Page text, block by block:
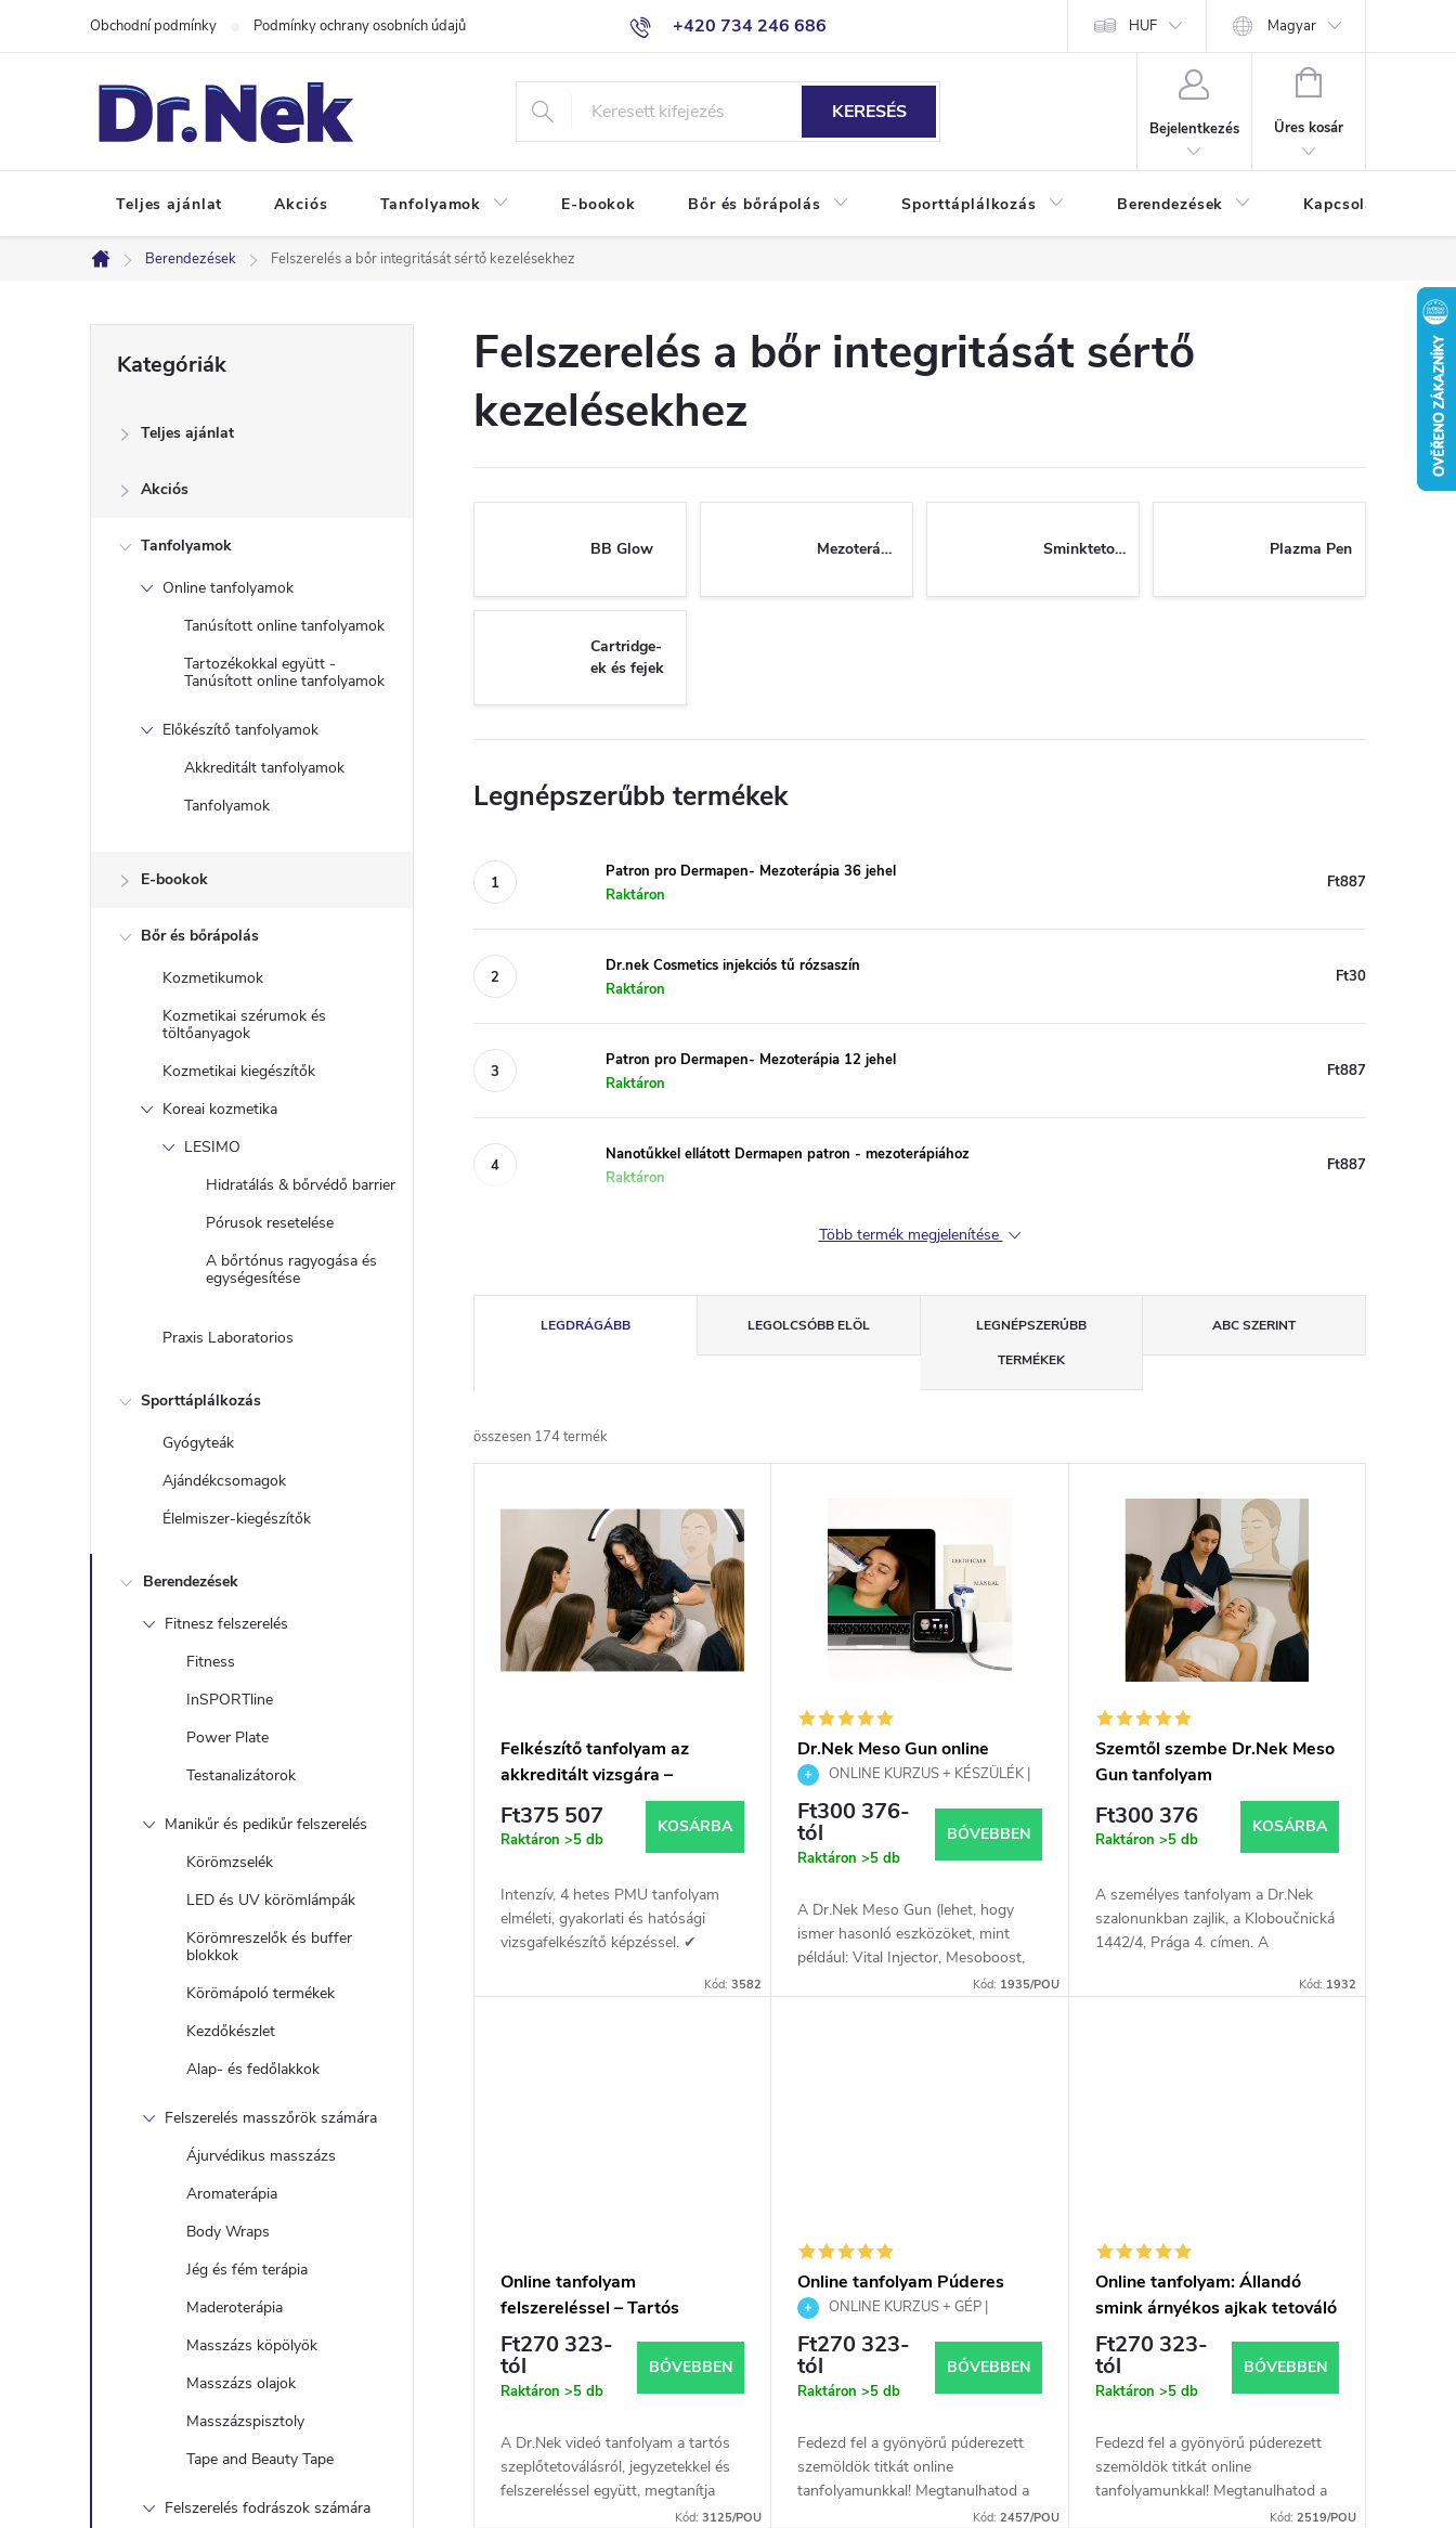
+420 734 246 686
Obchodní podmínky Podmínky ochrany osobních údajů HUF Magyar
KERESÉS
Bejelentkezés
KOSÁR
Üres kosár
Teljes ajánlat Akciós Tanfolyamok E-bookok Bőr és bőrápolás Sporttáplálkozás Berendezések Kapcsolat
Kezdőlap
Berendezések Felszerelés a bőr integritását sértő kezelésekhez
O
átugrása
Kategóriák
Teljes ajánlat
Akciós
Tanfolyamok
Online tanfolyamok
Tanúsított online tanfolyamok
Tartozékokkal együtt -
Tanúsított online tanfolyamok
Előkészítő tanfolyamok
Akkreditált tanfolyamok
Tanfolyamok
E-bookok
Bőr és bőrápolás
Kozmetikumok
Kozmetikai szérumok és
töltőanyagok
Kozmetikai kiegészítők
Koreai kozmetika
LESIMO
Hidratálás & bőrvédő barrier
Pórusok resetelése
A bőrtónus ragyogása és
egységesítése
Praxis Laboratorios
Sporttáplálkozás
Gyógyteák
Ajándékcsomagok
Élelmiszer-kiegészítők
Berendezések
Fitnesz felszerelés
Fitness
InSPORTline
Power Plate
Testanalizátorok
Manikűr és pedikűr felszerelés
Körömzselék
LED és UV körömlámpák
Körömreszelők és buffer
blokkok
Körömápoló termékek
Kezdőkészlet
Alap- és fedőlakkok
Felszerelés masszőrök számára
Ájurvédikus masszázs
Aromaterápia
Body Wraps
Jég és fém terápia
Maderoterápia
Masszázs köpölyök
Masszázs olajok
Masszázspisztoly
Tape and Beauty Tape
Felszerelés fodrászok számára
Felszerelés a bőr integritását sértő
kezelésekhez
BB Glow Mezoterápia Sminktetoválás Plazma Pen
Cartridge-
ek és fejek
Legnépszerűbb termékek
Patron pro Dermapen- Mezoterápia 36 jehel
Raktáron
Ft887
Dr.nek Cosmetics injekciós tű rózsaszín
Raktáron
Ft30
Patron pro Dermapen- Mezoterápia 12 jehel
Raktáron
Ft887
Nanotűkkel ellátott Dermapen patron - mezoterápiához
Raktáron
Ft887
Több termék megjelenítése
e
r
m
LEGDRÁGÁBB LEGOLCSÓBB ELÖL
LEGNÉPSZERŰBB
TERMÉKEK
ABC SZERINT
összesen 174termék
m
Felkészítő tanfolyam az
akkreditált vizsgára –
Permanent smink szakértő
Ft375 507
Raktáron >5 db
KOSÁRBA
Intenzív, 4 hetes PMU tanfolyam
elméleti, gyakorlati és hatósági
vizsgafelkészítő képzéssel. ✔
Kód:3582
Dr.Nek Meso Gun online
tanfolyam kiegészítőkkel
ONLINE KURZUS + KÉSZÜLÉK |
Meso Gun | Mezoterápia & RF
Ft300 376-
tól
Raktáron>5 db
BŐVEBBEN
A Dr.Nek Meso Gun (lehet, hogy
ismer hasonló eszközöket, mint
például: Vital Injector, Mesoboost,
Skinbooster, Mesojet Gun) egy
Kód: 1935/POU
Szemtől szembe Dr.Nek Meso
Gun tanfolyam
Ft300 376
Raktáron >5 db
KOSÁRBA
A személyes tanfolyam a Dr.Nek
szalonunkban zajlik, a Kloboučnická
1442/4, Prága 4. címen. A
Kód: 1932
Online tanfolyam
felszereléssel – Tartós
szeplőtetoválás – Freckles
Tattoo
Ft270 323-
tól
Raktáron >5 db
BŐVEBBEN
A Dr.Nek videó tanfolyam a tartós
szeplőtetoválásról, jegyzetekkel és
felszereléssel együtt, megtanítja
Önnek, hogyan kell helyesenKód:3125/POU
Online tanfolyam Púderes
szemöldök tartós sminkelése
tetováló géppel, szkriptek és
tanúsítvány
ONLINE KURZUS + GÉP |
Púderes szemöldök PMU | Jegyzet &
tanúsítvány
Ft270 323-
tól
Raktáron>5 db
BŐVEBBEN
Fedezd fel a gyönyörű púderezett
szemöldök titkát online
tanfolyamunkkal! Megtanulhatod a
tetoválógépet használó tartós
Kód: 2457/POU
Online tanfolyam: Állandó
smink árnyékos ajkak tetováló
tollal, jegyzetekkel és
tanúsítvánnyal
Ft270 323-
tól
Raktáron >5 db
BŐVEBBEN
Fedezd fel a gyönyörű púderezett
szemöldök titkát online
tanfolyamunkkal! Megtanulhatod a
tetoválógépet használó tartós
Kód: 2519/POU